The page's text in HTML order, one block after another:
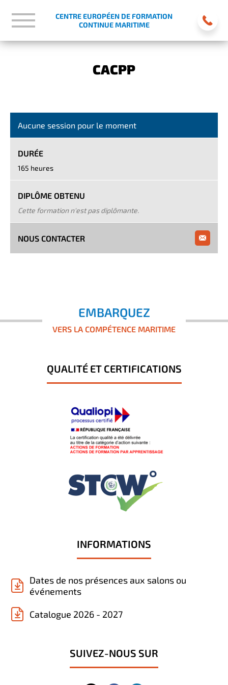
CENTRE EUROPÉEN DE FORMATION
CONTINUE MARITIME
CACPP
Aucune session pour le moment
DURÉE
165 heures
DIPLÔME OBTENU
Cette formation n'est pas diplômante.
NOUS CONTACTER
EMBARQUEZ
VERS LA COMPÉTENCE MARITIME
QUALITÉ ET CERTIFICATIONS
INFORMATIONS
Dates de nos présences aux salons ou
événements
Catalogue 2026 - 2027
SUIVEZ-NOUS SUR